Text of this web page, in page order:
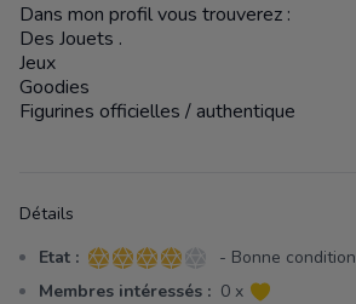
Dans mon profil vous trouverez :
Des Jouets .
Jeux
Goodies
Figurines officielles / authentique
Détails
Etat : 4 sur 5 étoiles
- Bonne condition
Membres intéressés : 0 x